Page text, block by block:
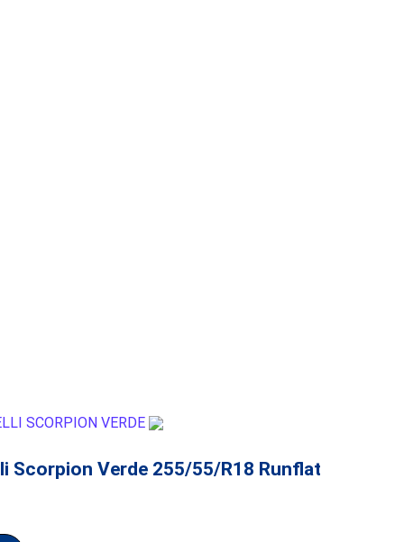
Scorpion Verde 255/55/R18 Runflat